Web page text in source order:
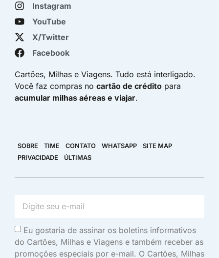
Instagram
YouTube
X/Twitter
Facebook
Cartões, Milhas e Viagens. Tudo está interligado.
Você faz compras no cartão de crédito para
acumular milhas aéreas e viajar.
SOBRE TIME CONTATO WHATSAPP
SITE MAP
PRIVACIDADE
ÚLTIMAS
Eu gostaria de assinar os boletins informativos
do Cartões, Milhas e Viagens e também receber as
promoções especiais por e-mail. O Cartões, Milhas